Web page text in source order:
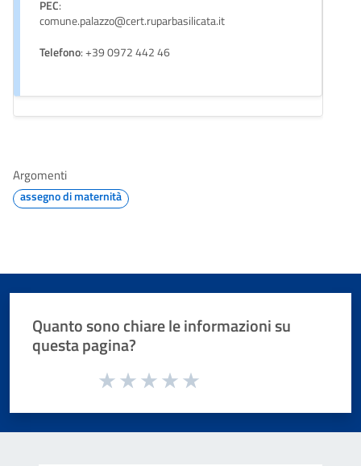
PEC:
comune.palazzo@cert.ruparbasilicata.it
Telefono: +39 0972 442 46
Argomenti
assegno di maternità
Quanto sono chiare le informazioni su
questa pagina?
Valuta da 1 a 5 stelle la pagina